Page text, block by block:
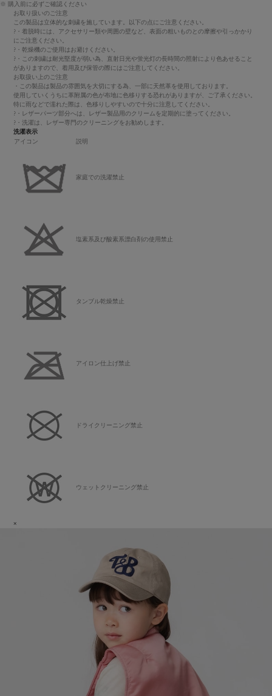
※ 購入前に必ずご確認ください
お取り扱いのご注意
この製品は立体的な刺繍を施しています。以下の点にご注意ください。
?・着脱時には、アクセサリー類や周囲の壁など、表面の粗いものとの摩擦や引っかかり
にご注意ください。
?・乾燥機のご使用はお避けください。
?・この刺繍は耐光堅度が弱い為、直射日光や蛍光灯の長時間の照射により色あせること
がありますので、着用及び保管の際にはご注意してください。
お取扱い上のご注意
・この製品は製品の雰囲気を大切にする為、一部に天然革を使用しております。
使用していくうちに革附属の色が布地に色移りする恐れがありますが、ご了承ください。
特に雨などで濡れた際は、色移りしやすいので十分に注意してください。
?・レザーパーツ部分へは、レザー製品用のクリームを定期的に塗ってください。
?・洗濯は、レザー専門のクリーニングをお勧めします。
洗濯表示
アイコン
説明
家庭での洗濯禁止
塩素系及び酸素系漂白剤の使用禁止
タンブル乾燥禁止
アイロン仕上げ禁止
ドライクリーニング禁止
ウェットクリーニング禁止
×